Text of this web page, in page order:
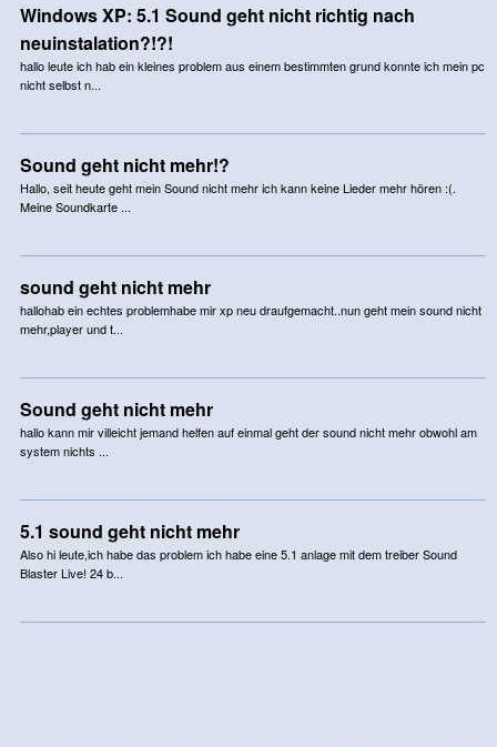
Windows XP: 5.1 Sound geht nicht richtig nach
neuinstalation?!?!
hallo leute ich hab ein kleines problem aus einem bestimmten grund konnte ich mein pc
nicht selbst n...
Sound geht nicht mehr!?
Hallo, seit heute geht mein Sound nicht mehr ich kann keine Lieder mehr hören :(.
Meine Soundkarte ...
sound geht nicht mehr
hallohab ein echtes problemhabe mir xp neu draufgemacht..nun geht mein sound nicht
mehr,player und t...
Sound geht nicht mehr
hallo kann mir villeicht jemand helfen auf einmal geht der sound nicht mehr obwohl am
system nichts ...
5.1 sound geht nicht mehr
Also hi leute,ich habe das problem ich habe eine 5.1 anlage mit dem treiber Sound
Blaster Live! 24 b...